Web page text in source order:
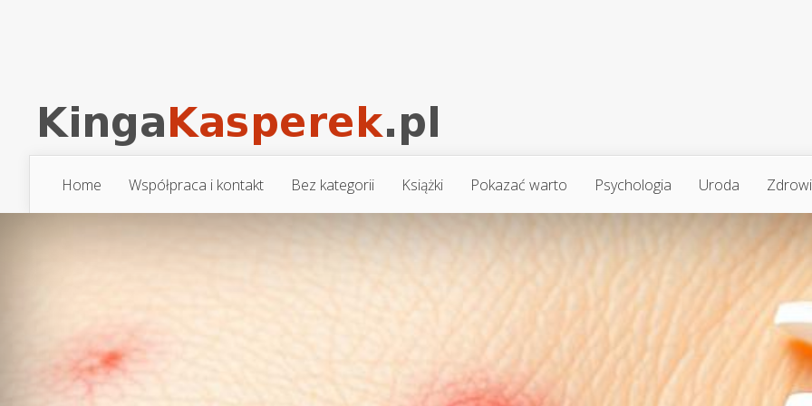
Home Współpraca i kontakt Bez kategorii Książki Pokazać warto Psychologia Uroda